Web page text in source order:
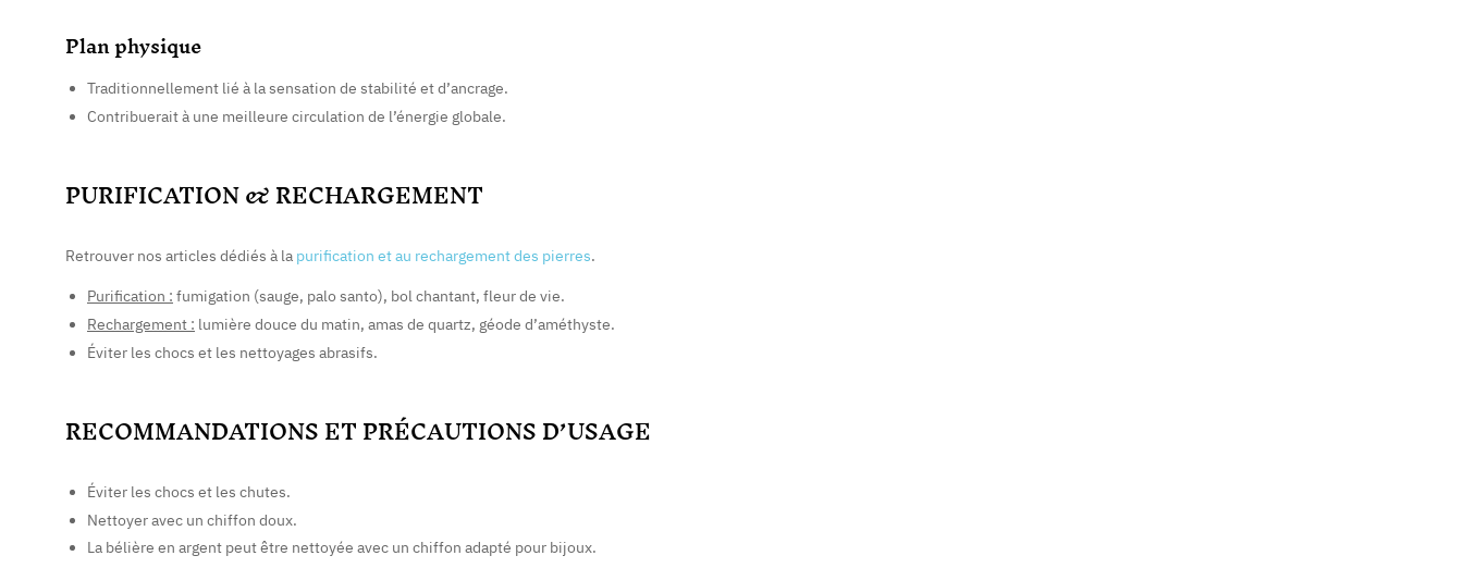
Plan physique
Traditionnellement lié à la sensation de stabilité et d’ancrage.
Contribuerait à une meilleure circulation de l’énergie globale.
PURIFICATION & RECHARGEMENT
Retrouver nos articles dédiés à la purification et au rechargement des pierres.
Purification : fumigation (sauge, palo santo), bol chantant, fleur de vie.
Rechargement : lumière douce du matin, amas de quartz, géode d’améthyste.
Éviter les chocs et les nettoyages abrasifs.
RECOMMANDATIONS ET PRÉCAUTIONS D’USAGE
Éviter les chocs et les chutes.
Nettoyer avec un chiffon doux.
La bélière en argent peut être nettoyée avec un chiffon adapté pour bijoux.